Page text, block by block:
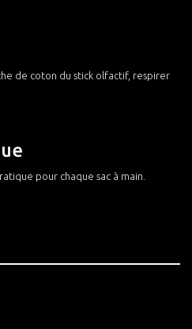
de coton du stick olfactif, respirer
pour chaque sac à main.